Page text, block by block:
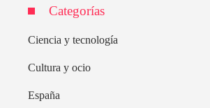
Categorías
Ciencia y tecnología
Cultura y ocio
España